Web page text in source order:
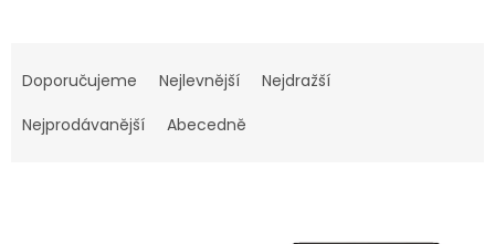
a
e
Doporučujeme Nejlevnější
Nejdražší
Nejprodávanější
Abecedně